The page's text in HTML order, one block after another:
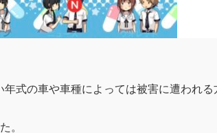
式の車や車種によっては被害に遭われる
。